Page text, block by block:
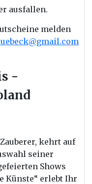
ausfallen.
melden
-
kehrt auf
seiner
Shows
Künste“ erlebt Ihr